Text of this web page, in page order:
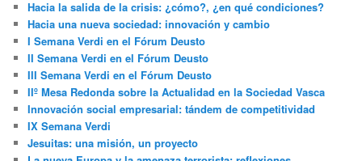
Hacia la salida de la crisis: ¿cómo?, ¿en qué condiciones?
Hacia una nueva sociedad: innovación y cambio
I Semana Verdi en el Fórum Deusto
II Semana Verdi en el Fórum Deusto
III Semana Verdi en el Fórum Deusto
IIº Mesa Redonda sobre la Actualidad en la Sociedad Vasca
Innovación social empresarial: tándem de competitividad
IX Semana Verdi
Jesuitas: una misión, un proyecto